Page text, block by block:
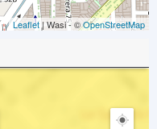
Leaflet | Wasi - ©OpenStreetMap